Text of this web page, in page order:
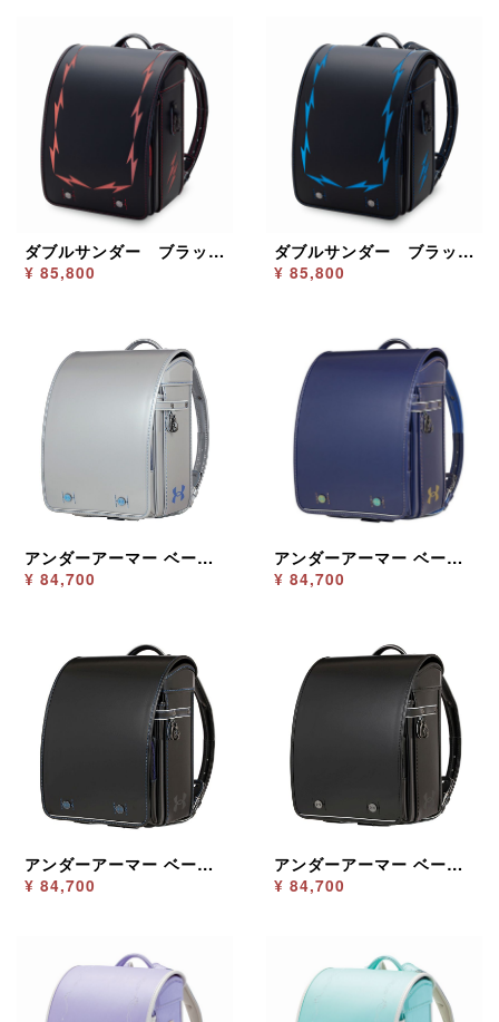
ダブルサンダー ブラック／レッド
¥ 85,800
ダブルサンダー ブラック／ブルー
¥ 85,800
アンダーアーマー ベーシック シルバー／ブルー
¥ 84,700
アンダーアーマー ベーシック マリンゴールド
¥ 84,700
アンダーアーマー ベーシック ブラック／ブルー
¥ 84,700
アンダーアーマー ベーシック ブラック
¥ 84,700